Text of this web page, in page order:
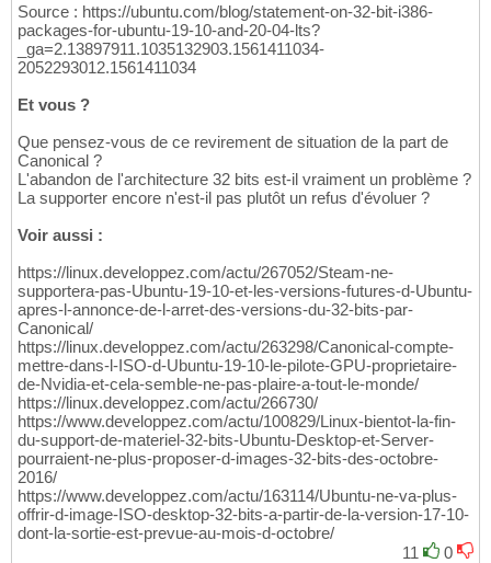
Source : https://ubuntu.com/blog/statement-on-32-bit-i386-
packages-for-ubuntu-19-10-and-20-04-lts?
_ga=2.13897911.1035132903.1561411034-
2052293012.1561411034
Et vous ?
Que pensez-vous de ce revirement de situation de la part de
Canonical ?
L'abandon de l'architecture 32 bits est-il vraiment un problème ?
La supporter encore n'est-il pas plutôt un refus d'évoluer ?
Voir aussi :
https://linux.developpez.com/actu/267052/Steam-ne-
supportera-pas-Ubuntu-19-10-et-les-versions-futures-d-Ubuntu-
apres-l-annonce-de-l-arret-des-versions-du-32-bits-par-
Canonical/
https://linux.developpez.com/actu/263298/Canonical-compte-
mettre-dans-l-ISO-d-Ubuntu-19-10-le-pilote-GPU-proprietaire-
de-Nvidia-et-cela-semble-ne-pas-plaire-a-tout-le-monde/
https://linux.developpez.com/actu/266730/
https://www.developpez.com/actu/100829/Linux-bientot-la-fin-
du-support-de-materiel-32-bits-Ubuntu-Desktop-et-Server-
pourraient-ne-plus-proposer-d-images-32-bits-des-octobre-
2016/
https://www.developpez.com/actu/163114/Ubuntu-ne-va-plus-
offrir-d-image-ISO-desktop-32-bits-a-partir-de-la-version-17-10-
dont-la-sortie-est-prevue-au-mois-d-octobre/
11
0